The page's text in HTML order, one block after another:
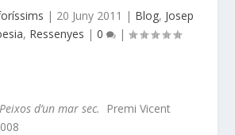
| 20 Juny 2011 | Blog, Josep
, Ressenyes | 0 |
Peixos d’un mar sec. Premi Vicent